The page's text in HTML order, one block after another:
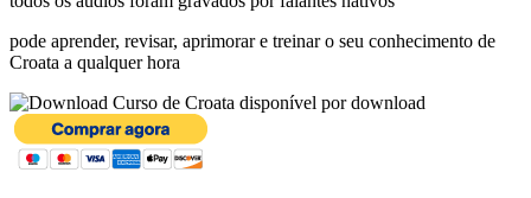
pode aprender, revisar, aprimorar e treinar o seu conhecimento de
Croata a qualquer hora
disponível por download